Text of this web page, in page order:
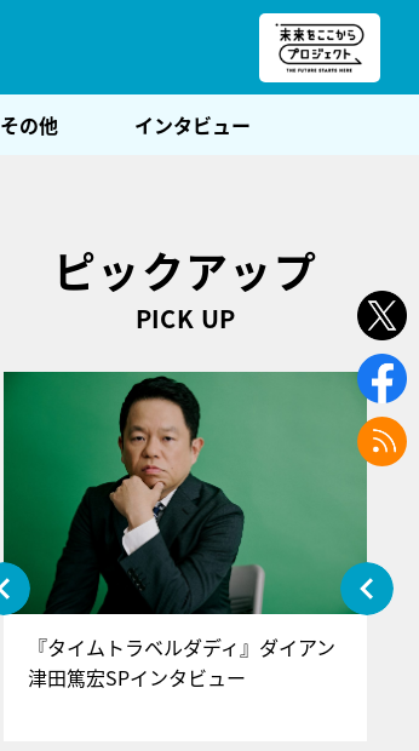
その他 インタビュー
ピックアップ
PICK UP
『タイムトラベルダディ』ダイアン
津田篤宏SPインタビュー